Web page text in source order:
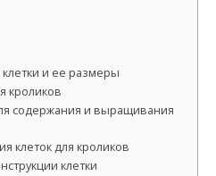
и ее размеры
кроликов
содержания и выращивания
клеток для кроликов
клетки